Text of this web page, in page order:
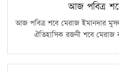
আজ পবিত্র
আজ পবিত্র শবে মেরাজ ইমানদার
ঐতিহাসিক রজনী শবে মেরাজ